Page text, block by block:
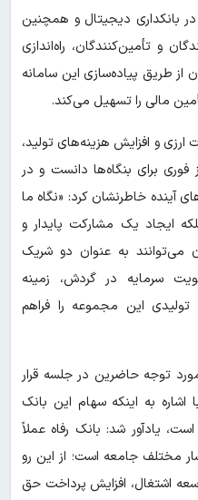
بانکداری دیجیتال و همچنین
و تأمین‌کنندگان، راه‌اندازی
از طریق پیاده‌سازی این سامانه
مالی را تسهیل می‌کند.
ارزی و افزایش هزینه‌های تولید،
برای بنگاه‌ها دانست و در
آینده خاطرنشان کرد: «نگاه ما
ایجاد یک مشارکت پایدار و
می‌توانند به عنوان دو شریک
سرمایه در گردش، زمینه
تولیدی این مجموعه را فراهم
توجه حاضرین در جلسه قرار
اشاره به اینکه سهام این بانک
یادآور شد: بانک رفاه عملاً
مختلف جامعه است؛ از این رو
اشتغال، افزایش پرداخت حق